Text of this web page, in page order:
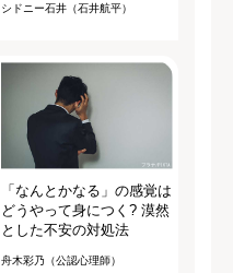
シドニー石井（石井航平）
「なんとかなる」の感覚は
どうやって身につく? 漠然
とした不安の対処法
舟木彩乃（公認心理師）